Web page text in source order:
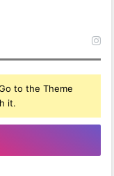
to the Theme
it.